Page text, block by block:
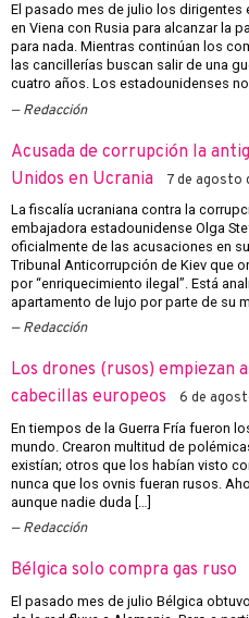
El pasado mes de julio los
en Viena con Rusia para alcanzar la
para nada. Mientras continúan los
las cancillerías buscan salir de una
cuatro años. Los estadounidenses no
Redacción
Acusada de corrupción la
Unidos en Ucrania
7 de agosto
La fiscalía ucraniana contra la
embajadora estadounidense Olga
oficialmente de las acusaciones en
Tribunal Anticorrupción de Kiev que
por “enriquecimiento ilegal”. Está
apartamento de lujo por parte de su
Redacción
Los drones (rusos) empiezan
cabecillas europeos
6 de
En tiempos de la Guerra Fría fueron
mundo. Crearon multitud de
existían; otros que los habían visto
nunca que los ovnis fueran rusos.
aunque nadie duda […]
Redacción
Bélgica solo compra gas ruso
El pasado mes de julio Bélgica